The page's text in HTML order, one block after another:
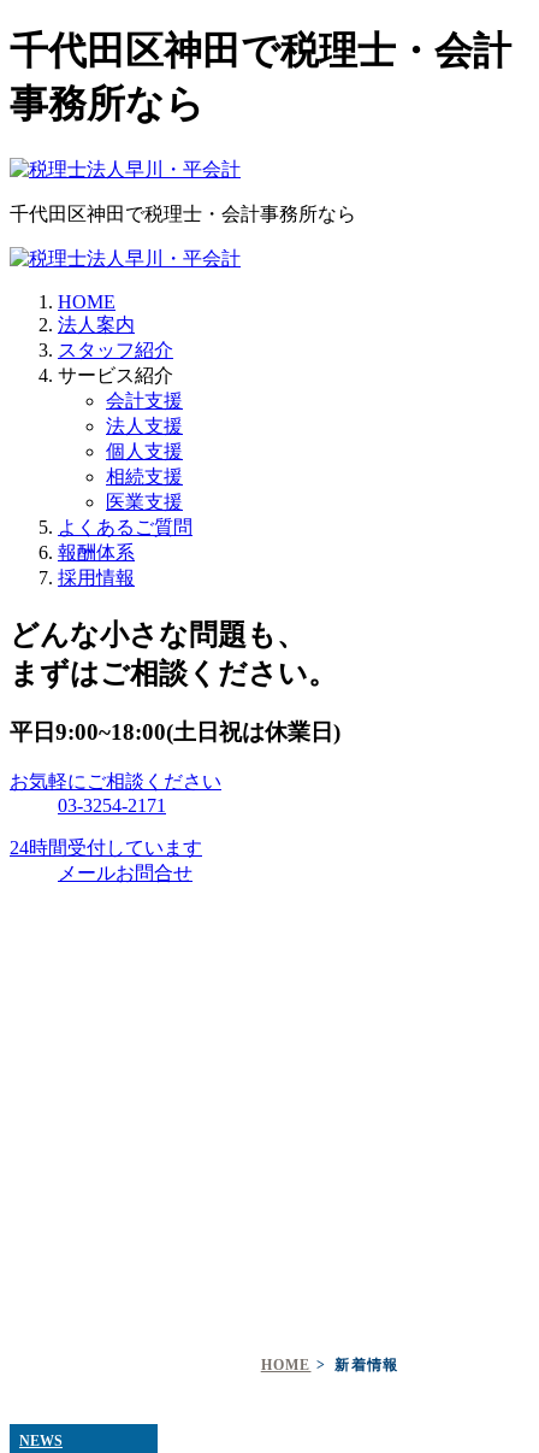
千代田区神田で税理士・会計
事務所なら
千代田区神田で税理士・会計事務所なら
HOME
法人案内
スタッフ紹介
サービス紹介
会計支援
法人支援
個人支援
相続支援
医業支援
よくあるご質問
報酬体系
採用情報
どんな小さな問題も、
まずはご相談ください。
平日9:00~18:00(土日祝は休業日)
お気軽にご相談ください
03-3254-2171
24時間受付しています
メールお問合せ
HOME 新着情報
NEWS